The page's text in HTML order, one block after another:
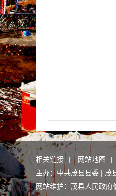
相关链接 | 网站地图 |
主办：中共茂县县委 |
网站维护：茂县人民政